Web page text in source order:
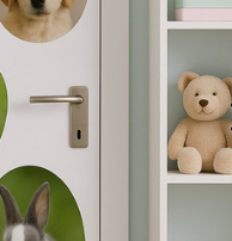
AUF IHRE